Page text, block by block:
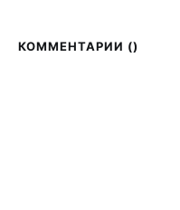
КОММЕНТАРИИ ()